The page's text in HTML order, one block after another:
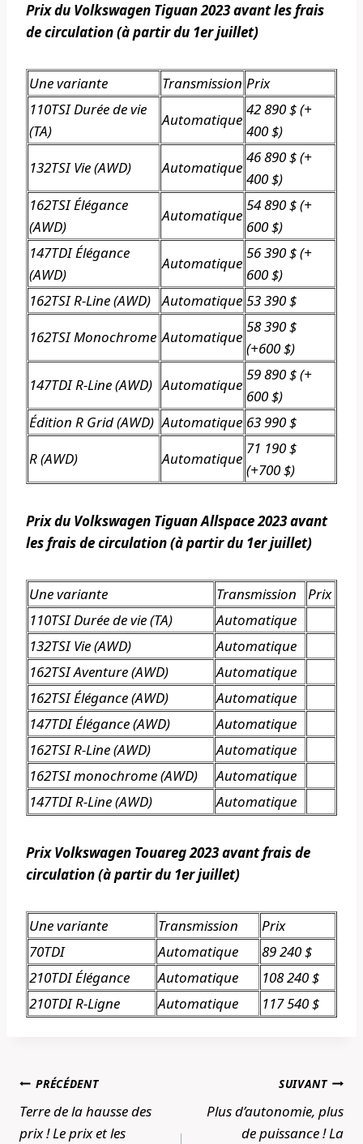
Prix ​​du Volkswagen Tiguan 2023 avant les frais
de circulation (à partir du 1er juillet)
Une variante Transmission Prix
110TSI Durée de vie
(TA)
Automatique
42 890 $ (+
400 $)
132TSI Vie (AWD)
Automatique
46 890 $ (+
400 $)
162TSI Élégance
(AWD)
Automatique
54 890 $ (+
600 $)
147TDI Élégance
(AWD)
Automatique
56 390 $ (+
600 $)
162TSI R-Line (AWD)
Automatique 53 390 $
162TSI Monochrome Automatique
58 390 $
(+600 $)
147TDI R-Line (AWD) Automatique
59 890 $ (+
600 $)
Édition R Grid (AWD) Automatique 63 990 $
R (AWD)
Automatique
71 190 $
(+700 $)
Prix ​​du Volkswagen Tiguan Allspace 2023 avant
les frais de circulation (à partir du 1er juillet)
Une variante Transmission
Prix
110TSI Durée de vie (TA)
Automatique
132TSI Vie (AWD)
Automatique
162TSI Aventure (AWD)
Automatique
162TSI Élégance (AWD)
Automatique
147TDI Élégance (AWD)
Automatique
162TSI R-Line (AWD)
Automatique
162TSI monochrome (AWD)
Automatique
147TDI R-Line (AWD)
Automatique
Prix ​​Volkswagen Touareg 2023 avant frais de
circulation (à partir du 1er juillet)
Une variante Transmission
Prix
70TDI
Automatique
89 240 $
210TDI Élégance
Automatique
108 240 $
210TDI R-Ligne
Automatique 117 540 $
Navigation
de
l’article
PRÉCÉDENT
Terre de la hausse des
prix ! Le prix et les
SUIVANT
Plus d’autonomie, plus
de puissance ! La